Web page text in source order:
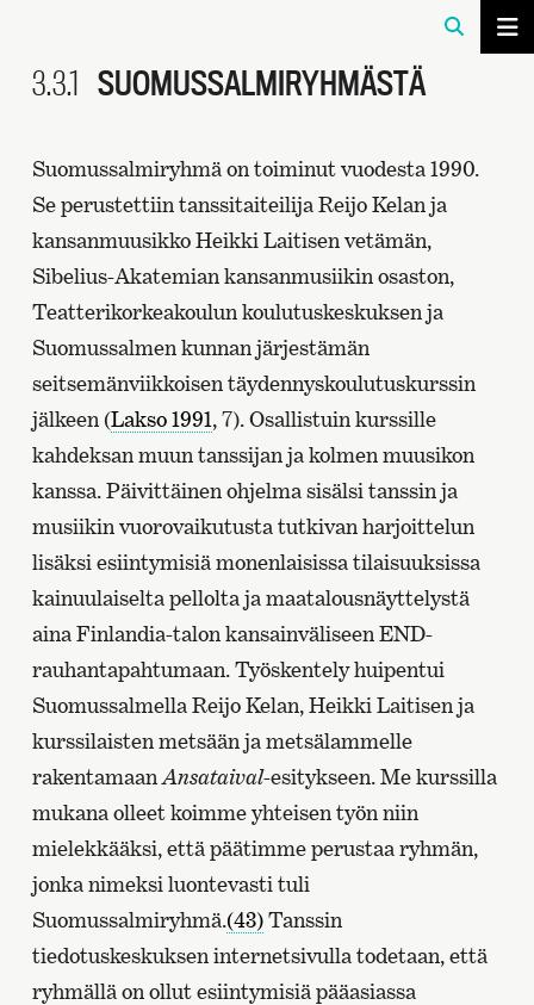
3.3.1 SUOMUSSALMIRYHMÄSTÄ
Suomussalmiryhmä on toiminut vuodesta 1990.
Se perustettiin tanssitaiteilija Reijo Kelan ja
kansanmuusikko Heikki Laitisen vetämän,
Sibelius-Akatemian kansanmusiikin osaston,
Teatterikorkeakoulun koulutuskeskuksen ja
Suomussalmen kunnan järjestämän
seitsemänviikkoisen täydennyskoulutuskurssin
jälkeen (Lakso 1991, 7). Osallistuin kurssille
kahdeksan muun tanssijan ja kolmen muusikon
kanssa. Päivittäinen ohjelma sisälsi tanssin ja
musiikin vuorovaikutusta tutkivan harjoittelun
lisäksi esiintymisiä monenlaisissa tilaisuuksissa
kainuulaiselta pellolta ja maatalousnäyttelystä
aina Finlandia-talon kansainväliseen END-
rauhantapahtumaan. Työskentely huipentui
Suomussalmella Reijo Kelan, Heikki Laitisen ja
kurssilaisten metsään ja metsälammelle
rakentamaan Ansataival-esitykseen. Me kurssilla
mukana olleet koimme yhteisen työn niin
mielekkääksi, että päätimme perustaa ryhmän,
jonka nimeksi luontevasti tuli
Suomussalmiryhmä.(43)Tanssin
tiedotuskeskuksen internetsivulla todetaan, että
ryhmällä on ollut esiintymisiä pääasiassa